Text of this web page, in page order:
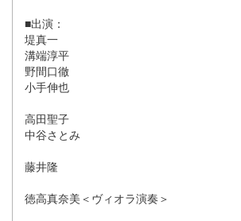
■出演：
堤真一
溝端淳平
野間口徹
小手伸也
高田聖子
中谷さとみ
藤井隆
徳高真奈美＜ヴィオラ演奏＞